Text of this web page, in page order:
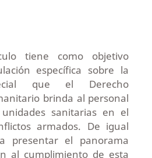
tiene como objetivo
específica sobre la
que el Derecho
brinda al personal
sanitarias en el
armados. De igual
presentar el panorama
al cumplimiento de esta